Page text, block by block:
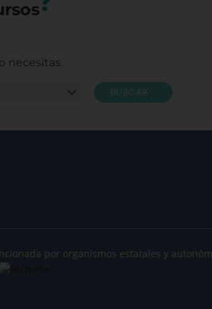
necesitas.
BUSCAR
por organismos estatales y